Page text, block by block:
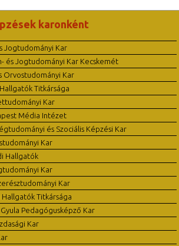
karonként
Jogtudományi Kar
és Jogtudományi Kar Kecskemét
Orvostudományi Kar
Titkársága
Kar
Média Intézet
és Szociális Képzési Kar
Kar
Hallgatók
Kar
Kar
Hallgatók Titkársága
Gyula Pedagógusképző Kar
Kar